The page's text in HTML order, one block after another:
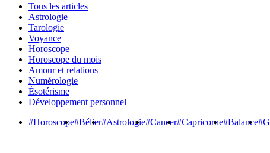
Tous les articles
Astrologie
Tarologie
Voyance
Horoscope
Horoscope du mois
Amour et relations
Numérologie
Ésotérisme
Développement personnel
#Horoscope#Bélier#Astrologie#Cancer#Capricorne#Balance